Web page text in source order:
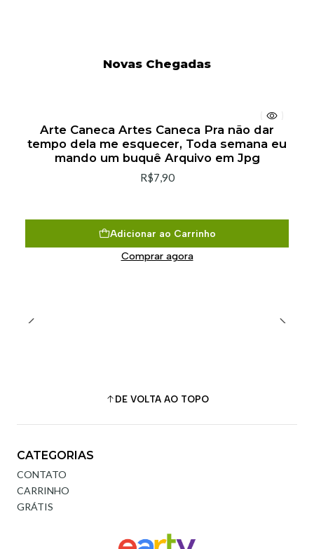
Novas Chegadas
Arte Caneca Artes Caneca Pra não dar
tempo dela me esquecer, Toda semana eu
mando um buquê Arquivo em Jpg
R$7,90
Adicionar ao Carrinho
Comprar agora
DE VOLTA AO TOPO
CATEGORIAS
CONTATO
CARRINHO
GRÁTIS